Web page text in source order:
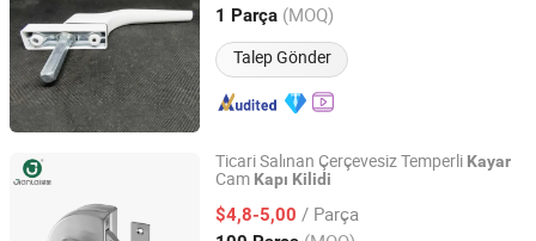
1 Parça (MOQ)
Talep Gönder
Zhejiang, China Fiyat 2013
Ticari Salınan Çerçevesiz Temperli Kayar
Cam Kapı Kilidi
$4,8-5,00 / Parça
Zhaoqing Gaoyao Jinhuida Hardware Products Co., Ltd.